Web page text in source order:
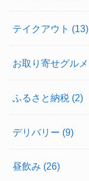
テイクアウト (13)
お取り寄せグルメ
ふるさと納税 (2)
デリバリー (9)
昼飲み (26)